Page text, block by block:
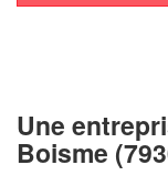
Une
Boisme